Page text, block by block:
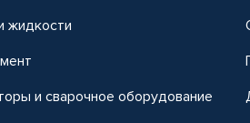
жидкости
и сварочное оборудование